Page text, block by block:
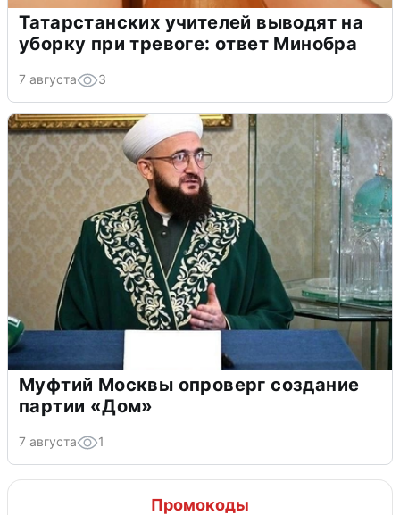
Татарстанских учителей выводят на
уборку при тревоге: ответ Минобра
7 августа 3
Муфтий Москвы опроверг создание
партии «Дом»
7 августа 1
Промокоды